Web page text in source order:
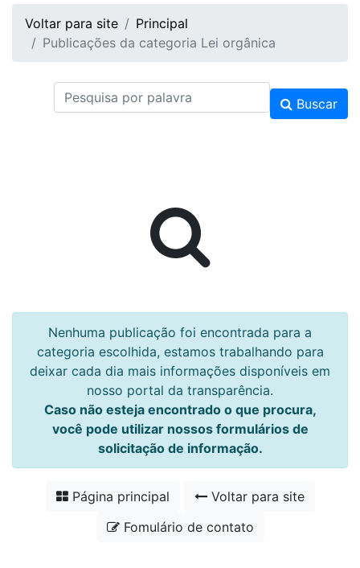
Voltar para site
Principal
Publicações da categoria Lei orgânica
Buscar
Nenhuma publicação foi encontrada para a
categoria escolhida, estamos trabalhando para
deixar cada dia mais informações disponíveis em
nosso portal da transparência.
Caso não esteja encontrado o que procura,
você pode utilizar nossos formulários de
solicitação de informação.
Página principal
Voltar para site
Fomulário de contato